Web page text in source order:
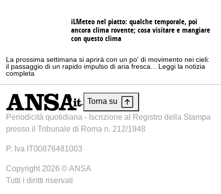
iLMeteo nel piatto: qualche temporale, poi
ancora clima rovente; cosa visitare e mangiare
con questo clima
La prossima settimana si aprirà con un po' di movimento nei cieli:
il passaggio di un rapido impulso di aria fresca... Leggi la notizia
completa
Torna su
Periodicità quotidiana - Iscrizione al Registro della Stampa
presso il Tribunale di Roma n. 212/1948
P. Iva IT00876481003
Copyright 2026 © ANSA
Tutti i diritti riservati